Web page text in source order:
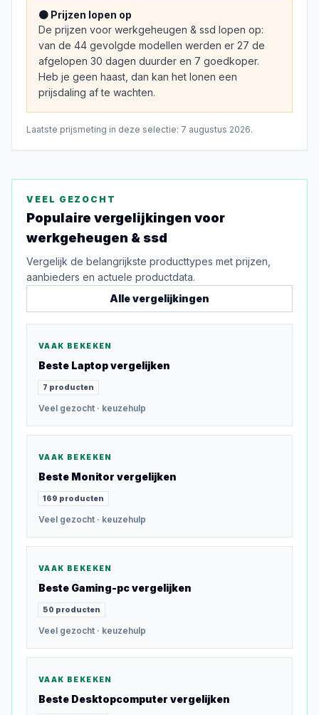
🟠 Prijzen lopen op
De prijzen voor werkgeheugen & ssd lopen op:
van de 44 gevolgde modellen werden er 27 de
afgelopen 30 dagen duurder en 7 goedkoper.
Heb je geen haast, dan kan het lonen een
prijsdaling af te wachten.
Laatste prijsmeting in deze selectie: 7 augustus 2026.
VEEL GEZOCHT
Populaire vergelijkingen voor
werkgeheugen & ssd
Vergelijk de belangrijkste producttypes met prijzen,
aanbieders en actuele productdata.
Alle vergelijkingen
VAAK BEKEKEN
Beste Laptopvergelijken
7 producten
Veel gezocht · keuzehulp
VAAK BEKEKEN
Beste Monitor vergelijken
169 producten
Veel gezocht · keuzehulp
VAAK BEKEKEN
Beste Gaming-pcvergelijken
50 producten
Veel gezocht · keuzehulp
VAAK BEKEKEN
Beste Desktopcomputer vergelijken